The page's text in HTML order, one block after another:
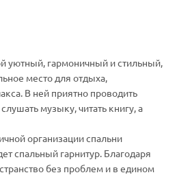
уютный, гармоничный и стильный,
место для отдыха,
В ней приятно проводить
музыку, читать книгу, а
организации спальни
спальный гарнитур. Благодаря
без проблем и в едином